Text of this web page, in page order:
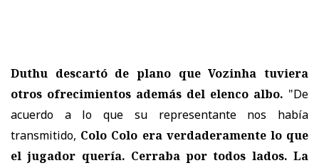
Duthu descartó de plano que Vozinha tuviera
otros ofrecimientos además del elenco albo. "De
acuerdo a lo que su representante nos había
transmitido, Colo Colo era verdaderamente lo que
el jugador quería. Cerraba por todos lados. La